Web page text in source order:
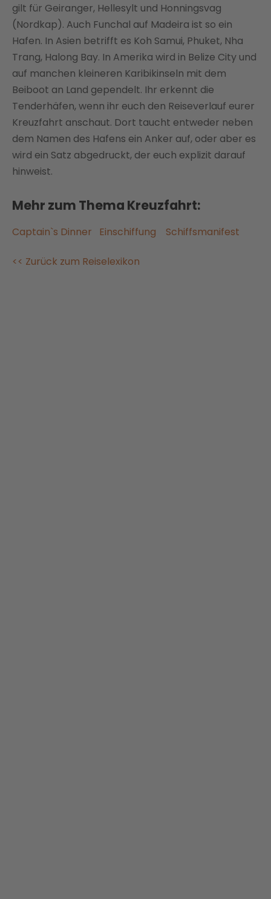
gilt für Geiranger, Hellesylt und Honningsvag
(Nordkap). Auch Funchal auf Madeira ist so ein
Hafen. In Asien betrifft es Koh Samui, Phuket, Nha
Trang, Halong Bay. In Amerika wird in Belize City und
auf manchen kleineren Karibikinseln mit dem
Beiboot an Land gependelt. Ihr erkennt die
Tenderhäfen, wenn ihr euch den Reiseverlauf eurer
Kreuzfahrt anschaut. Dort taucht entweder neben
dem Namen des Hafens ein Anker auf, oder aber es
wird ein Satz abgedruckt, der euch explizit darauf
hinweist.
Mehr zum Thema Kreuzfahrt:
Captain`s Dinner Einschiffung Schiffsmanifest
<< Zurück zum Reiselexikon